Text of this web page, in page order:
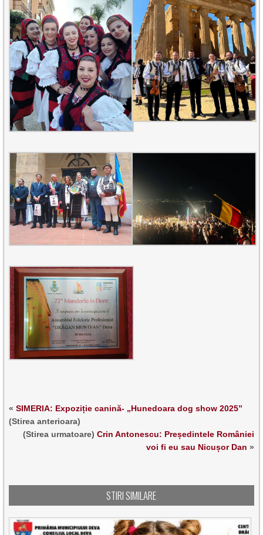
«SIMERIA: Expoziție canină- „Hunedoara dog show 2025”
(Stirea anterioara)
(Stirea urmatoare) Crin Antonescu: Președintele României
voi fi eu sau Nicușor Dan »
STIRI SIMILARE